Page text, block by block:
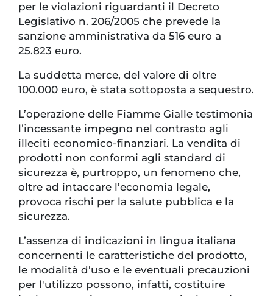
per le violazioni riguardanti il Decreto
Legislativo n. 206/2005 che prevede la
sanzione amministrativa da 516 euro a
25.823 euro.
La suddetta merce, del valore di oltre
100.000 euro, è stata sottoposta a sequestro.
L’operazione delle Fiamme Gialle testimonia
l’incessante impegno nel contrasto agli
illeciti economico-finanziari. La vendita di
prodotti non conformi agli standard di
sicurezza è, purtroppo, un fenomeno che,
oltre ad intaccare l’economia legale,
provoca rischi per la salute pubblica e la
sicurezza.
L’assenza di indicazioni in lingua italiana
concernenti le caratteristiche del prodotto,
le modalità d'uso e le eventuali precauzioni
per l'utilizzo possono, infatti, costituire